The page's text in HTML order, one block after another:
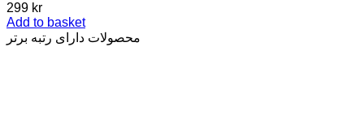
299 kr
Add to basket
محصولات دارای رتبه برتر